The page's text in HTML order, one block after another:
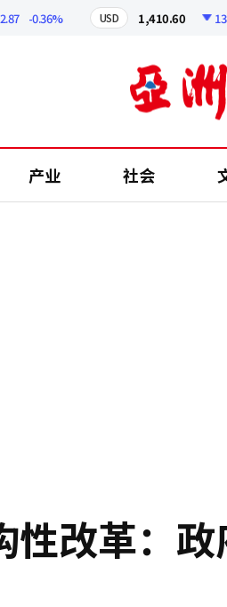
-0.36% USD 1,410.60 -
产业 社会
性改革：